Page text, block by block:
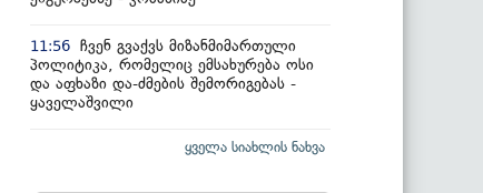
11:56 ჩვენ გვაქვს მიზანმიმართული
პოლიტიკა, რომელიც ემსახურება ოსი
და აფხაზი და-ძმების შემორიგებას -
ყაველაშვილი
ყველა სიახლის ნახვა